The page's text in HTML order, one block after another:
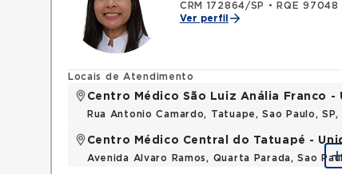
CRM 172864/SP
•
RQE
Ver perfil
Locais de Atendimento
Centro Médico São Luiz Anália Franco
Rua Antonio Camardo, Tatuape, Sao Paulo, SP,
Centro Médico Central do Tatuapé -
Avenida Alvaro Ramos, Quarta Parada, Sao